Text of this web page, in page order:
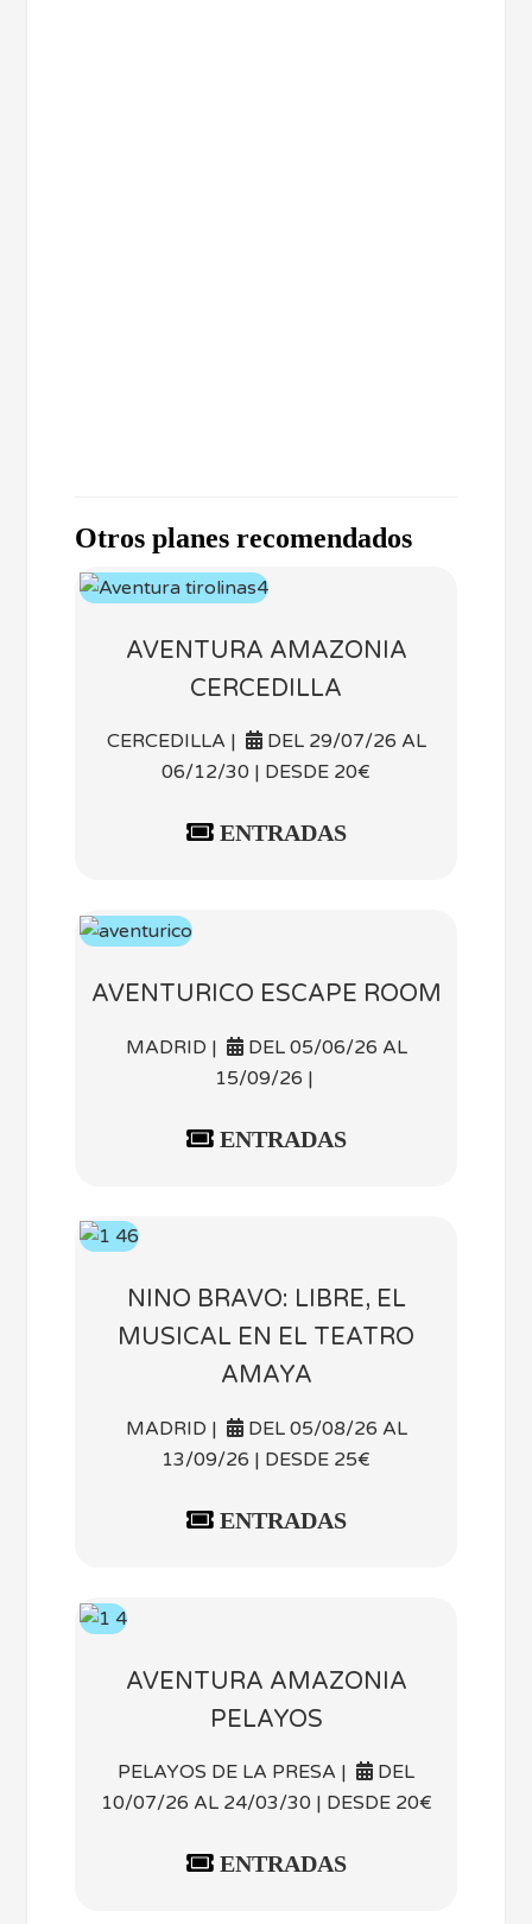
Otros planes recomendados
AVENTURA AMAZONIA
CERCEDILLA
CERCEDILLA |
DEL 29/07/26 AL
06/12/30 | DESDE 20€
ENTRADAS
AVENTURICO ESCAPE ROOM
MADRID |
DEL 05/06/26 AL
15/09/26 |
ENTRADAS
NINO BRAVO: LIBRE, EL
MUSICAL EN EL TEATRO
AMAYA
MADRID |
DEL 05/08/26 AL
13/09/26 | DESDE 25€
ENTRADAS
AVENTURA AMAZONIA
PELAYOS
PELAYOS DE LA PRESA |
DEL
10/07/26 AL 24/03/30 | DESDE 20€
ENTRADAS